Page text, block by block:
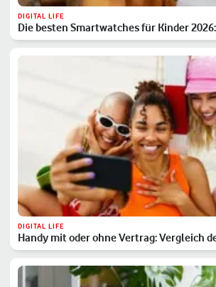
DIGITAL LIFE
Die besten Smartwatches für Kinder
DIGITAL LIFE
Handy mit oder ohne Vertrag: Vergleich